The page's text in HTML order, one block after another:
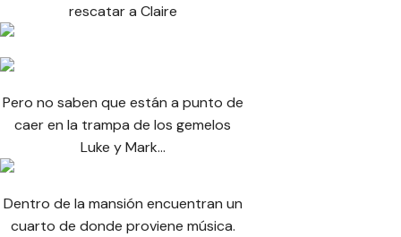
rescatar a Claire
Pero no saben que están a punto de
caer en la trampa de los gemelos
Luke y Mark…
Dentro de la mansión encuentran un
cuarto de donde proviene música.